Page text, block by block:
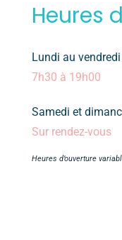
Heures
Lundi au vendredi
7h30 à 19h00
Samedi et
Sur rendez-vous
Heures d’ouverture